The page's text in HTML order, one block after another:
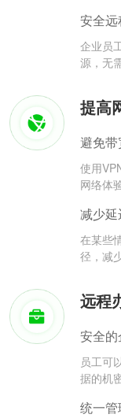
安全
企业员
源，无
提高
避免
使用
网络体
减少延
在某些
径，减
远程
安全
员工可
据的机
统一管